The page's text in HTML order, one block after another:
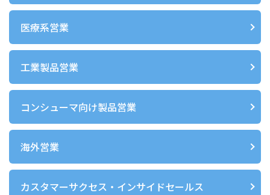
医療系営業
工業製品営業
コンシューマ向け製品営業
海外営業
カスタマーサクセス・インサイドセールス